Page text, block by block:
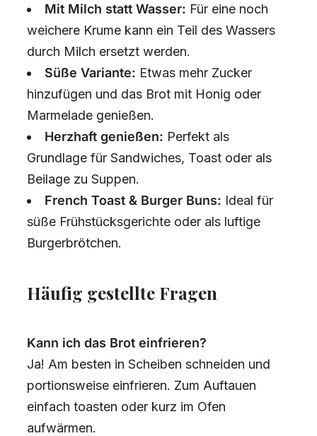
Mit Milch statt Wasser: Für eine noch
weichere Krume kann ein Teil des Wassers
durch Milch ersetzt werden.
Süße Variante: Etwas mehr Zucker
hinzufügen und das Brot mit Honig oder
Marmelade genießen.
Herzhaft genießen: Perfekt als
Grundlage für Sandwiches, Toast oder als
Beilage zu Suppen.
French Toast & Burger Buns: Ideal für
süße Frühstücksgerichte oder als luftige
Burgerbrötchen.
Häufig gestellte Fragen
Kann ich das Brot einfrieren?
Ja! Am besten in Scheiben schneiden und
portionsweise einfrieren. Zum Auftauen
einfach toasten oder kurz im Ofen
aufwärmen.